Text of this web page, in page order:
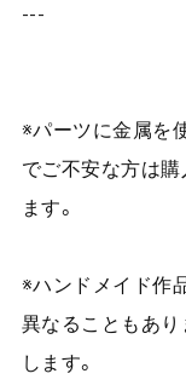
---
※パーツに金属を
でご不安な方は
ます。
※ハンドメイド作
異なることもあり
します。